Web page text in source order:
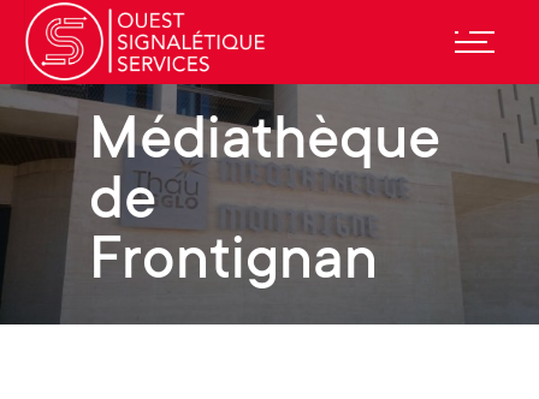
Médiathèque
de
Frontignan